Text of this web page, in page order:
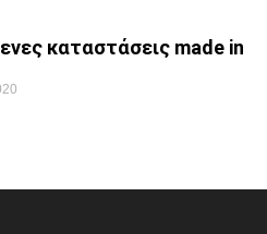
καταστάσεις made in